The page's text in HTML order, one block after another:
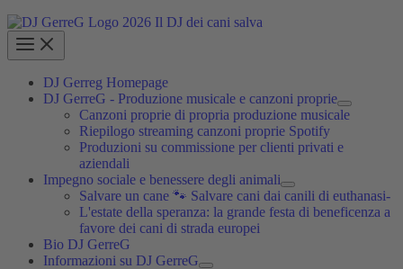
DJ Gerreg Homepage
DJ GerreG - Produzione musicale e canzoni proprie
Canzoni proprie di propria produzione musicale
Riepilogo streaming canzoni proprie Spotify
Produzioni su commissione per clienti privati e
aziendali
Impegno sociale e benessere degli animali
Salvare un cane 🐾 Salvare cani dai canili di euthanasi-
L'estate della speranza: la grande festa di beneficenza a
favore dei cani di strada europei
Bio DJ GerreG
Informazioni su DJ GerreG